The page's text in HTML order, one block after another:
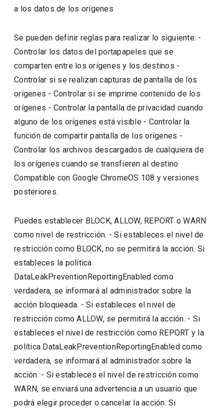
a los datos de los orígenes
Se pueden definir reglas para realizar lo siguiente: -
Controlar los datos del portapapeles que se
comparten entre los orígenes y los destinos -
Controlar si se realizan capturas de pantalla de los
orígenes - Controlar si se imprime contenido de los
orígenes - Controlar la pantalla de privacidad cuando
alguno de los orígenes está visible - Controlar la
función de compartir pantalla de los orígenes -
Controlar los archivos descargados de cualquiera de
los orígenes cuando se transfieren al destino
Compatible con Google ChromeOS 108 y versiones
posteriores.
Puedes establecer BLOCK, ALLOW, REPORT o WARN
como nivel de restricción. - Si estableces el nivel de
restricción como BLOCK, no se permitirá la acción. Si
estableces la política
DataLeakPreventionReportingEnabled como
verdadera, se informará al administrador sobre la
acción bloqueada. - Si estableces el nivel de
restricción como ALLOW, se permitirá la acción. - Si
estableces el nivel de restricción como REPORT y la
política DataLeakPreventionReportingEnabled como
verdadera, se informará al administrador sobre la
acción. - Si estableces el nivel de restricción como
WARN, se enviará una advertencia a un usuario que
podrá elegir proceder o cancelar la acción. Si